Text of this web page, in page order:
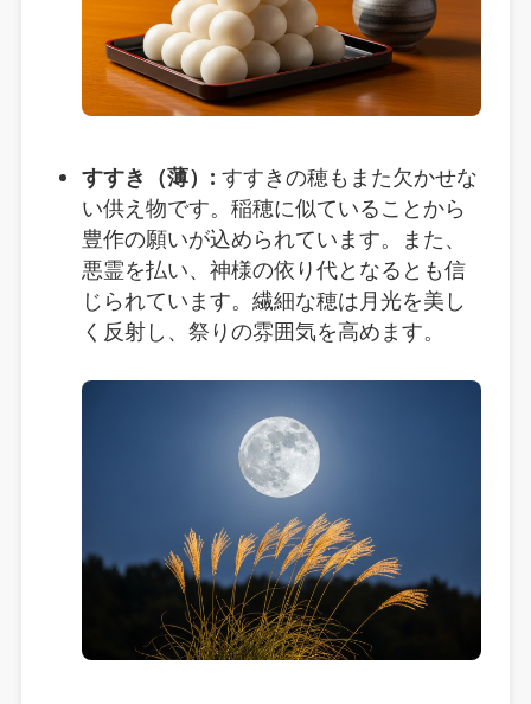
すすき（薄）: すすきの穂もまた欠かせな
い供え物です。稲穂に似ていることから
豊作の願いが込められています。また、
悪霊を払い、神様の依り代となるとも信
じられています。繊細な穂は月光を美し
く反射し、祭りの雰囲気を高めます。